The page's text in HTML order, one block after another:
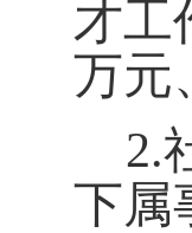
才工
万元
2.
下属